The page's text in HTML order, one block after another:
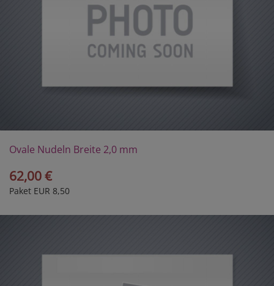
Ovale Nudeln Breite 2,0 mm
62,00 €
Paket EUR 8,50